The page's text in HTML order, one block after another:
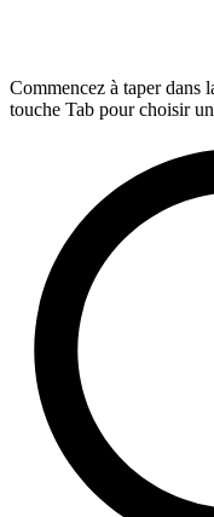
Commencez à taper dans
touche Tab pour choisir